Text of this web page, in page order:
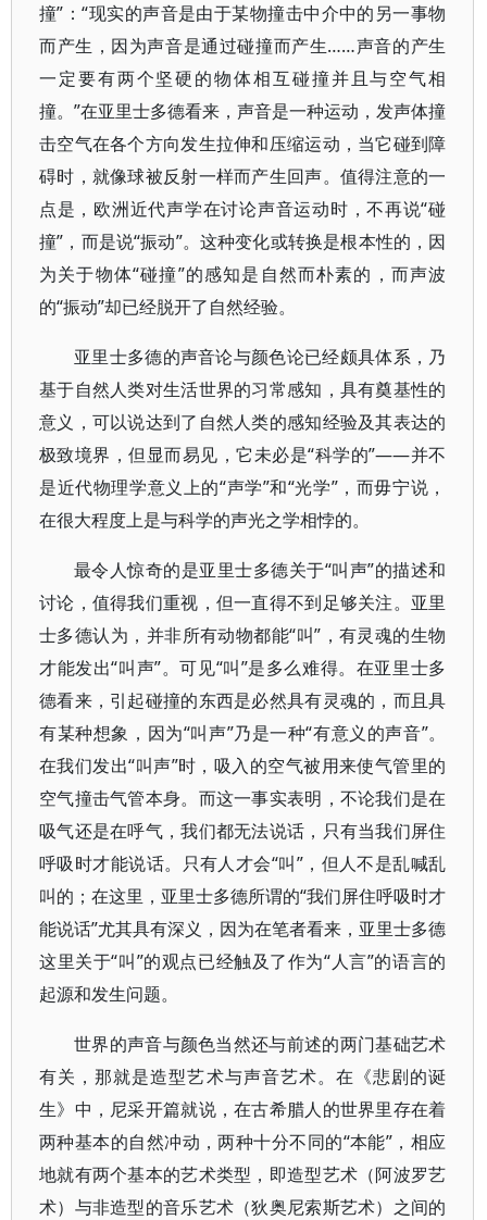
撞”：“现实的声音是由于某物撞击中介中的另一事物
而产生，因为声音是通过碰撞而产生……声音的产生
一定要有两个坚硬的物体相互碰撞并且与空气相
撞。”在亚里士多德看来，声音是一种运动，发声体撞
击空气在各个方向发生拉伸和压缩运动，当它碰到障
碍时，就像球被反射一样而产生回声。值得注意的一
点是，欧洲近代声学在讨论声音运动时，不再说“碰
撞”，而是说“振动”。这种变化或转换是根本性的，因
为关于物体“碰撞”的感知是自然而朴素的，而声波
的“振动”却已经脱开了自然经验。
亚里士多德的声音论与颜色论已经颇具体系，乃
基于自然人类对生活世界的习常感知，具有奠基性的
意义，可以说达到了自然人类的感知经验及其表达的
极致境界，但显而易见，它未必是“科学的”——并不
是近代物理学意义上的“声学”和“光学”，而毋宁说，
在很大程度上是与科学的声光之学相悖的。
最令人惊奇的是亚里士多德关于“叫声”的描述和
讨论，值得我们重视，但一直得不到足够关注。亚里
士多德认为，并非所有动物都能“叫”，有灵魂的生物
才能发出“叫声”。可见“叫”是多么难得。在亚里士多
德看来，引起碰撞的东西是必然具有灵魂的，而且具
有某种想象，因为“叫声”乃是一种“有意义的声音”。
在我们发出“叫声”时，吸入的空气被用来使气管里的
空气撞击气管本身。而这一事实表明，不论我们是在
吸气还是在呼气，我们都无法说话，只有当我们屏住
呼吸时才能说话。只有人才会“叫”，但人不是乱喊乱
叫的；在这里，亚里士多德所谓的“我们屏住呼吸时才
能说话”尤其具有深义，因为在笔者看来，亚里士多德
这里关于“叫”的观点已经触及了作为“人言”的语言的
起源和发生问题。
世界的声音与颜色当然还与前述的两门基础艺术
有关，那就是造型艺术与声音艺术。在《悲剧的诞
生》中，尼采开篇就说，在古希腊人的世界里存在着
两种基本的自然冲动，两种十分不同的“本能”，相应
地就有两个基本的艺术类型，即造型艺术（阿波罗艺
术）与非造型的音乐艺术（狄奥尼索斯艺术）之间的